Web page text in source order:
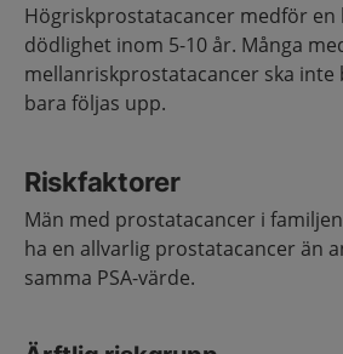
Högriskprostatacancer medför en
dödlighet inom 5-10 år. Många
mellanriskprostatacancer ska inte
bara följas upp.
Riskfaktorer
Män med prostatacancer i
ha en allvarlig prostatacancer än
samma PSA-värde.